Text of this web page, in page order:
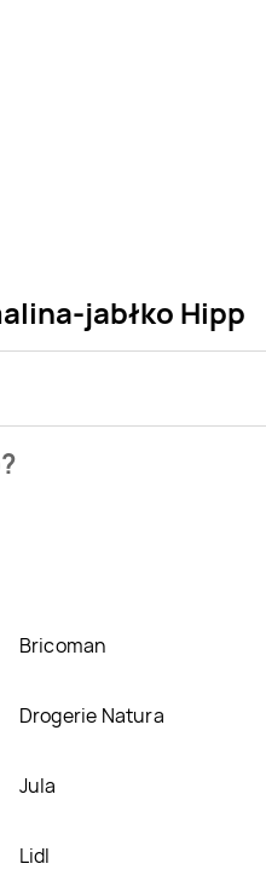
jabłko Hipp
Bricoman
Drogerie Natura
Jula
Lidl